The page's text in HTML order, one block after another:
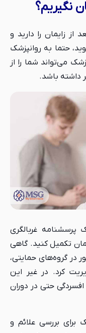
نگیریم؟
از زایمان را دارید و
حتما به روانپزشک
می‌تواند شما را از
داشته باشد.
غربالگری
تکمیل کنید. گاهی
در گروه‌های حمایتی،
کرد. در غیر این
حتی در دوران
برای بررسی علائم و